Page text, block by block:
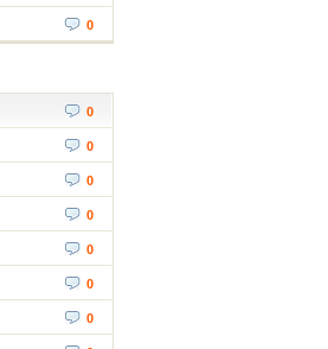
0
0
0
0
0
0
0
0